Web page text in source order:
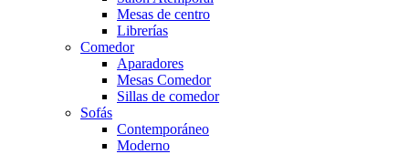
Mesas de centro
Librerías
Comedor
Aparadores
Mesas Comedor
Sillas de comedor
Sofás
Contemporáneo
Moderno